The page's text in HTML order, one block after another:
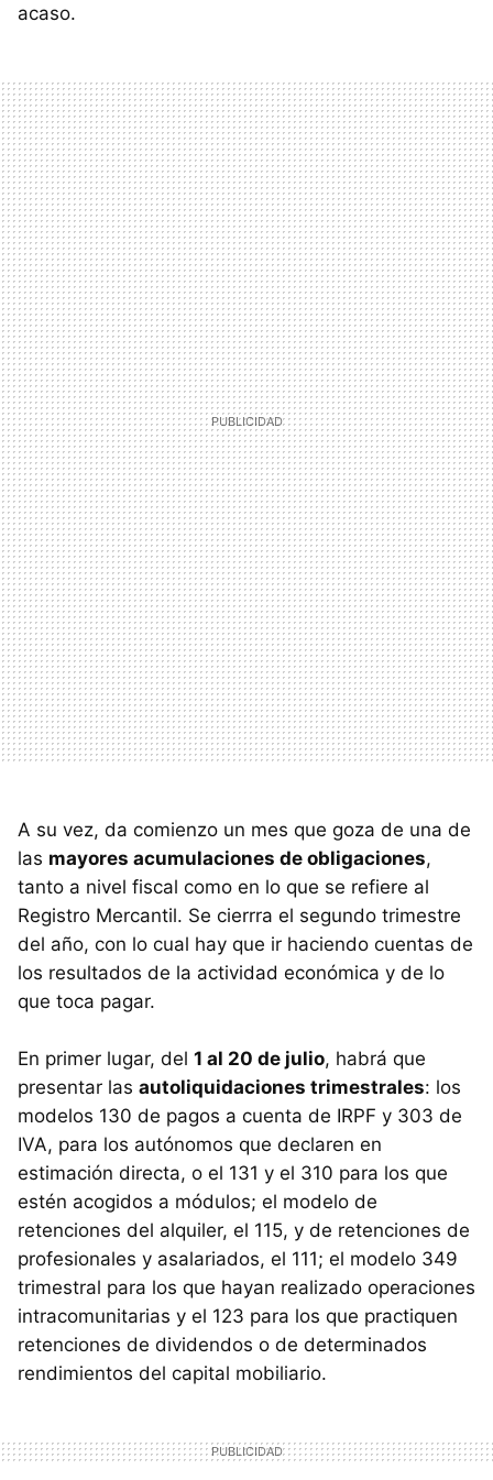
acaso.
A su vez, da comienzo un mes que goza de una de
las mayores acumulaciones de obligaciones,
tanto a nivel fiscal como en lo que se refiere al
Registro Mercantil. Se cierrra el segundo trimestre
del año, con lo cual hay que ir haciendo cuentas de
los resultados de la actividad económica y de lo
que toca pagar.
En primer lugar, del 1 al 20 de julio, habrá que
presentar las autoliquidaciones trimestrales: los
modelos 130 de pagos a cuenta de IRPF y 303 de
IVA, para los autónomos que declaren en
estimación directa, o el 131 y el 310 para los que
estén acogidos a módulos; el modelo de
retenciones del alquiler, el 115, y de retenciones de
profesionales y asalariados, el 111; el modelo 349
trimestral para los que hayan realizado operaciones
intracomunitarias y el 123 para los que practiquen
retenciones de dividendos o de determinados
rendimientos del capital mobiliario.